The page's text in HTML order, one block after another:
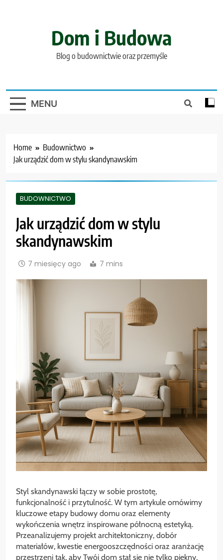
Dom i Budowa
Blog o budownictwie oraz przemyśle
MENU
Home
Budownictwo
Jak urządzić dom w stylu skandynawskim
BUDOWNICTWO
Jak urządzić dom w stylu
skandynawskim
7 miesięcy ago 7 mins
Styl skandynawski łączy w sobie prostotę,
funkcjonalność i przytulność. W tym artykule omówimy
kluczowe etapy budowy domu oraz elementy
wykończenia wnętrz inspirowane północną estetyką.
Przeanalizujemy projekt architektoniczny, dobór
materiałów, kwestie energooszczędności oraz aranżację
przestrzeni tak, aby Twój dom stał się nie tylko piękny,